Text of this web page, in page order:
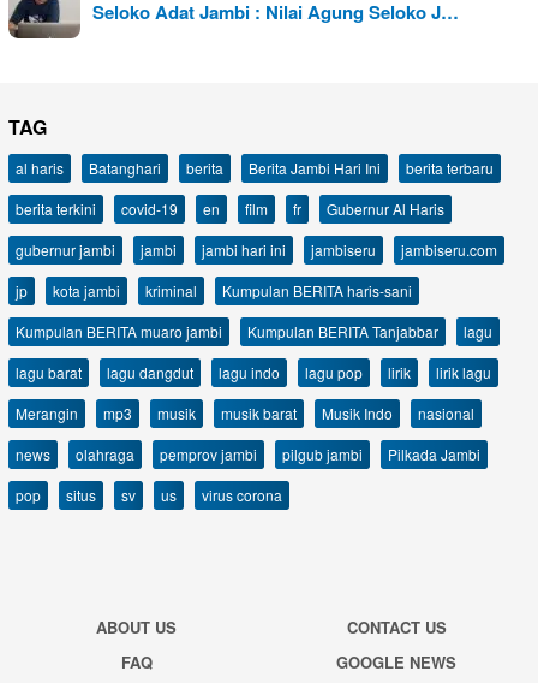
Seloko Adat Jambi : Nilai Agung Seloko J…
TAG
al haris Batanghari berita Berita Jambi Hari Ini
berita terbaru
berita terkini
covid-19 en film fr
Gubernur Al Haris
gubernur jambi
jambi jambi hari ini jambiseru
jambiseru.com
jp
kota jambi kriminal
Kumpulan BERITA haris-sani
Kumpulan BERITA muaro jambi
Kumpulan BERITA Tanjabbar
lagu
lagu barat
lagu dangdut lagu indo lagu pop lirik
lirik lagu
Merangin
mp3 musik musik barat Musik Indo
nasional
news
olahraga pemprov jambi pilgub jambi
Pilkada Jambi
pop
situs sv us virus corona
ABOUT US
CONTACT US
FAQ
GOOGLE NEWS